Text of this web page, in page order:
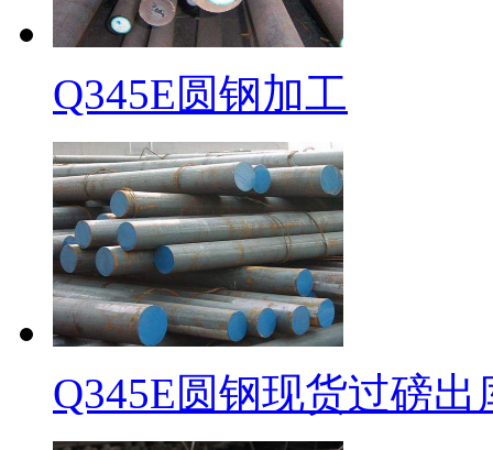
Q345E圆钢加工
Q345E圆钢现货过磅出